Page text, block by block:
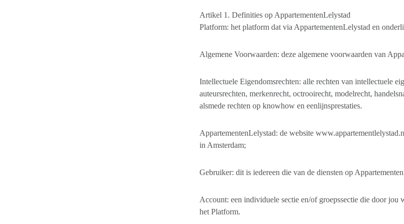
Artikel 1. Definities op AppartementenLelystad
Platform: het platform dat via AppartementenLelystad en
Algemene Voorwaarden: deze algemene voorwaarden van
Intellectuele Eigendomsrechten: alle rechten van intellectuele
auteursrechten, merkenrecht, octrooirecht, modelrecht,
alsmede rechten op knowhow en eenlijnsprestaties.
AppartementenLelystad: de website
in Amsterdam;
Gebruiker: dit is iedereen die van de diensten op
Account: een individuele sectie en/of groepssectie die door jou
het Platform.